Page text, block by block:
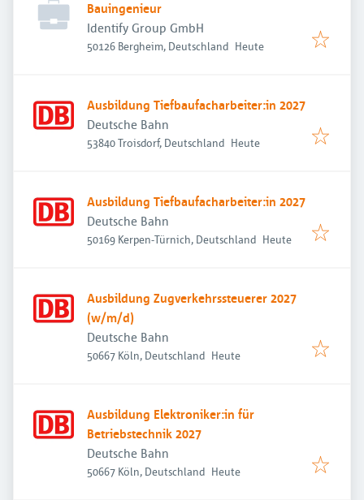
Bauingenieur
Identify Group GmbH
50126 Bergheim, Deutschland Veröffentlicht
Heute
Ausbildung Tiefbaufacharbeiter:in 2027
Deutsche Bahn
53840 Troisdorf, Deutschland Veröffentlicht
Heute
Ausbildung Tiefbaufacharbeiter:in 2027
Deutsche Bahn
50169 Kerpen-Türnich, Deutschland Veröffentlicht
Heute
Ausbildung Zugverkehrssteuerer 2027
(w/m/d)
Deutsche Bahn
50667 Köln, Deutschland Veröffentlicht
Heute
Ausbildung Elektroniker:in für
Betriebstechnik 2027
Deutsche Bahn
50667 Köln, Deutschland Veröffentlicht
Heute